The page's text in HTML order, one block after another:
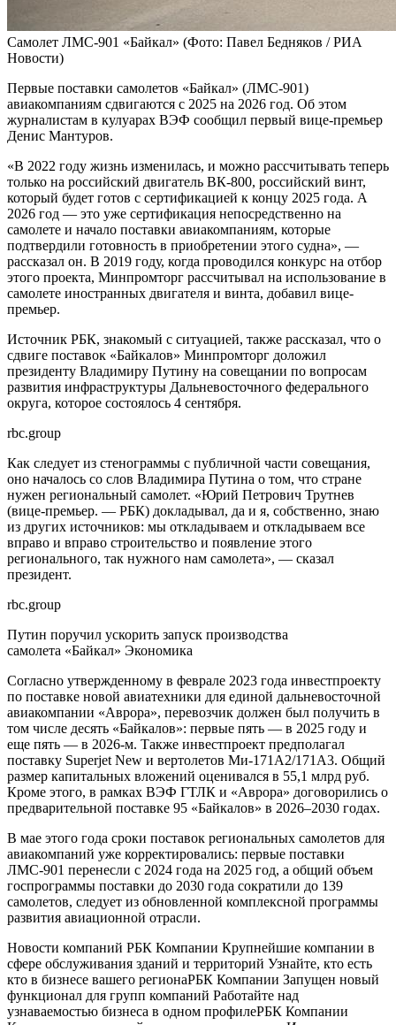
Самолет ЛМС-901 «Байкал» (Фото: Павел Бедняков / РИА
Новости)
Первые поставки самолетов «Байкал» (ЛМС-901)
авиакомпаниям сдвигаются с 2025 на 2026 год. Об этом
журналистам в кулуарах ВЭФ сообщил первый вице-премьер
Денис Мантуров.
«В 2022 году жизнь изменилась, и можно рассчитывать теперь
только на российский двигатель ВК-800, российский винт,
который будет готов с сертификацией к концу 2025 года. А
2026 год — это уже сертификация непосредственно на
самолете и начало поставки авиакомпаниям, которые
подтвердили готовность в приобретении этого судна», —
рассказал он. В 2019 году, когда проводился конкурс на отбор
этого проекта, Минпромторг рассчитывал на использование в
самолете иностранных двигателя и винта, добавил вице-
премьер.
Источник РБК, знакомый с ситуацией, также рассказал, что о
сдвиге поставок «Байкалов» Минпромторг доложил
президенту Владимиру Путину на совещании по вопросам
развития инфраструктуры Дальневосточного федерального
округа, которое состоялось 4 сентября.
rbc.group
Как следует из стенограммы с публичной части совещания,
оно началось со слов Владимира Путина о том, что стране
нужен региональный самолет. «Юрий Петрович Трутнев
(вице-премьер. — РБК) докладывал, да и я, собственно, знаю
из других источников: мы откладываем и откладываем все
вправо и вправо строительство и появление этого
регионального, так нужного нам самолета», — сказал
президент.
rbc.group
Путин поручил ускорить запуск производства
самолета «Байкал» Экономика
Согласно утвержденному в феврале 2023 года инвестпроекту
по поставке новой авиатехники для единой дальневосточной
авиакомпании «Аврора», перевозчик должен был получить в
том числе десять «Байкалов»: первые пять — в 2025 году и
еще пять — в 2026-м. Также инвестпроект предполагал
поставку Superjet New и вертолетов Ми-171А2/171А3. Общий
размер капитальных вложений оценивался в 55,1 млрд руб.
Кроме этого, в рамках ВЭФ ГТЛК и «Аврора» договорились о
предварительной поставке 95 «Байкалов» в 2026–2030 годах.
В мае этого года сроки поставок региональных самолетов для
авиакомпаний уже корректировались: первые поставки
ЛМС-901 перенесли с 2024 года на 2025 год, а общий объем
госпрограммы поставки до 2030 года сократили до 139
самолетов, следует из обновленной комплексной программы
развития авиационной отрасли.
Новости компаний РБК Компании Крупнейшие компании в
сфере обслуживания зданий и территорий Узнайте, кто есть
кто в бизнесе вашего регионаРБК Компании Запущен новый
функционал для групп компаний Работайте над
узнаваемостью бизнеса в одном профилеРБК Компании